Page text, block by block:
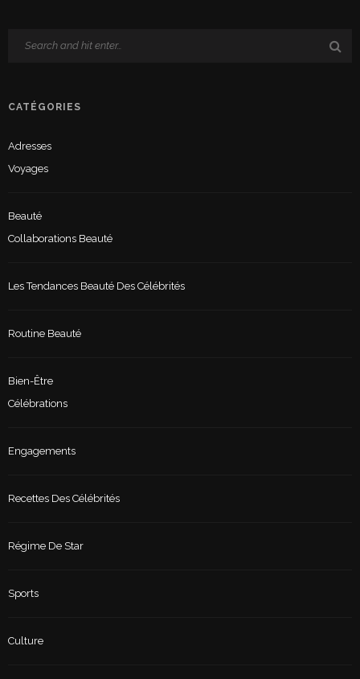
CATÉGORIES
Adresses
Voyages
Beauté
Collaborations Beauté
Les Tendances Beauté Des Célébrités
Routine Beauté
Bien-Être
Célébrations
Engagements
Recettes Des Célébrités
Régime De Star
Sports
Culture